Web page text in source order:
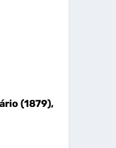
(1879),